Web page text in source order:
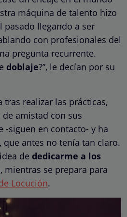
máquina de talento hizo
pasado llegando a ser
con profesionales del
pregunta recurrente.
doblaje?”, le decían por su
tras realizar las prácticas,
amistad con sus
-siguen en contacto- y ha
que antes no tenía tan claro.
de dedicarme a los
mientras se prepara para
Locución.